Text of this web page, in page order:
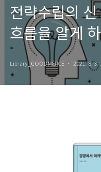
전략수립의
흐름을 알게
Library_GOODMERCE 2021. 8. 3.